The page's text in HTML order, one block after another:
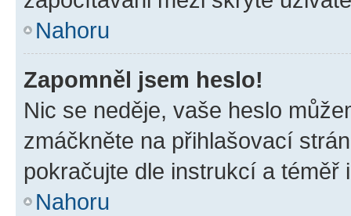
Nahoru
Zapomněl jsem heslo!
Nic se neděje, vaše heslo
zmáčkněte na přihlašovací
pokračujte dle instrukcí a téměř
Nahoru